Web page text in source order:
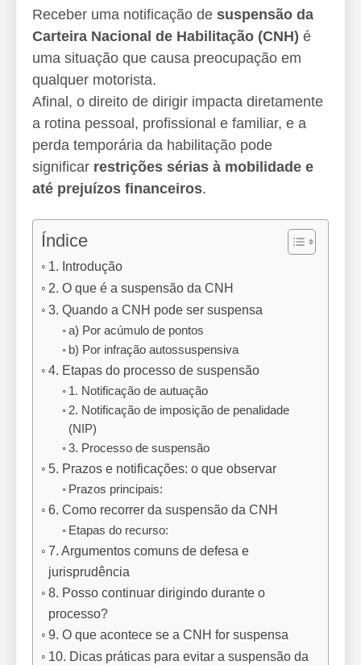
Receber uma notificação de suspensão da
Carteira Nacional de Habilitação (CNH) é
uma situação que causa preocupação em
qualquer motorista.
Afinal, o direito de dirigir impacta diretamente
a rotina pessoal, profissional e familiar, e a
perda temporária da habilitação pode
significar restrições sérias à mobilidade e
até prejuízos financeiros.
Índice
1. Introdução
2. O que é a suspensão da CNH
3. Quando a CNH pode ser suspensa
a) Por acúmulo de pontos
b) Por infração autossuspensiva
4. Etapas do processo de suspensão
1. Notificação de autuação
2. Notificação de imposição de penalidade
(NIP)
3. Processo de suspensão
5. Prazos e notificações: o que observar
Prazos principais:
6. Como recorrer da suspensão da CNH
Etapas do recurso:
7. Argumentos comuns de defesa e
jurisprudência
8. Posso continuar dirigindo durante o
processo?
9. O que acontece se a CNH for suspensa
10. Dicas práticas para evitar a suspensão da